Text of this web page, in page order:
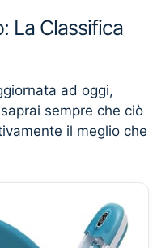
La Classifica
ad oggi,
sempre che ciò
il meglio che